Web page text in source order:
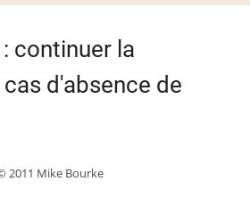
continuer la
d'absence de
2011 Mike Bourke